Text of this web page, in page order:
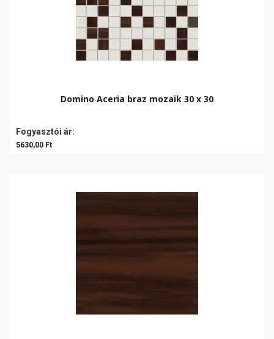
Domino Aceria braz mozaik 30 x 30
Fogyasztói ár:
5630,00 Ft